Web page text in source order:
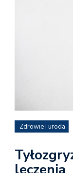
Zdrowie i uroda